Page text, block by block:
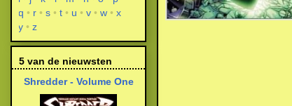
q
r s t u v w
x
y
z
5 van de nieuwsten
Shredder - Volume One